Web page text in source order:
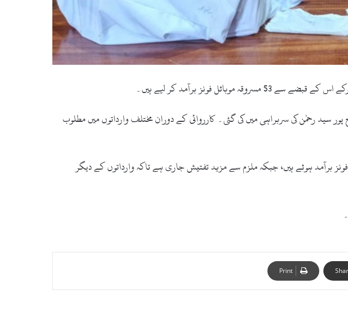
فونز برآمد کر لیے ہیں۔
سید رحمٰن کی سربراہی میں کی گئی۔ کارروائی کے دوران مختلف وارداتوں میں مطلوب
ہے کہ ملزم کے قبضے سے مختلف علاقوں سے چوری کیے گئے 53 موبائل فونز برآمد ہوئے ہیں، جبکہ ملزم سے مزید تفتیش جاری ہے تاکہ وارداتوں کے دیگر
Print